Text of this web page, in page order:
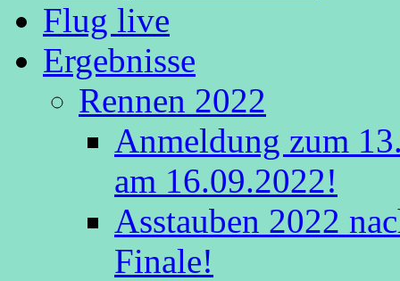
Flug live
Ergebnisse
Rennen 2022
Anmeldung zum
am 16.09.2022!
Asstauben 2022
Finale!